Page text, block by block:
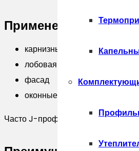
Применение:
карнизные свесы
лобовая доска
фасад
оконные проемы и откосы
Часто J-профиль укрепляют по